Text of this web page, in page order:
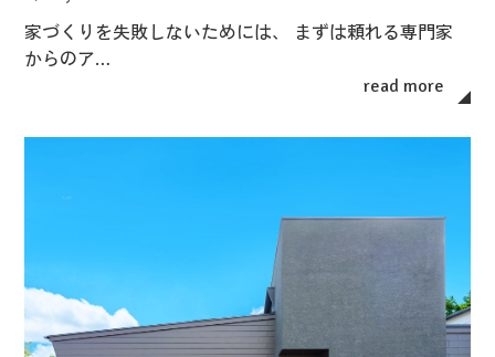
家づくりを失敗しないためには、 まずは頼れる専門家
からのア…
read more